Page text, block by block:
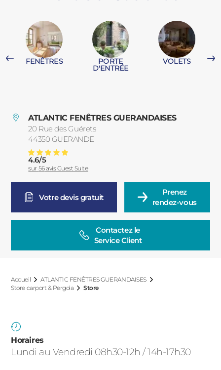
FENÊTRES PORTE
D'ENTRÉE
VOLETS
ATLANTIC FENÊTRES GUERANDAISES
20 Rue des Guérets
44350 GUERANDE
France
Store Bannes, Coffre Et Veranda à Guérande
Note moyenne :
4.6/5
sur 56avis Guest Suite
Votre devis gratuit
Prenez
rendez-vous
Contactez le
Service Client
Accueil
ATLANTIC FENÊTRES GUERANDAISES
Store carport & Pergola
Store
Horaires
Lundi au Vendredi 08h30-12h / 14h-17h30
PVC
CARPORTS
CLÔTURES